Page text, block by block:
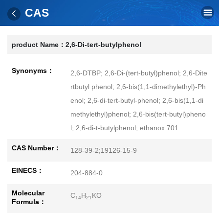
CAS
product Name： 2,6-Di-tert-butylphenol
Synonyms：
2,6-DTBP; 2,6-Di-(tert-butyl)phenol; 2,6-Dite
rtbutyl phenol; 2,6-bis(1,1-dimethylethyl)-Ph
enol; 2,6-di-tert-butyl-phenol; 2,6-bis(1,1-di
methylethyl)phenol; 2,6-bis(tert-butyl)pheno
l; 2,6-di-t-butylphenol; ethanox 701
CAS Number： 128-39-2;19126-15-9
EINECS： 204-884-0
Molecular
Formula：
C14H21 KO